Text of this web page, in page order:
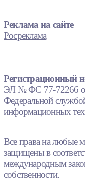
Реклама на сайте
Росреклама
Регистрационный
ЭЛ № ФС 77-72266 от
Федеральной
информационных
Все права на любые
защищены в
международным
собственности.